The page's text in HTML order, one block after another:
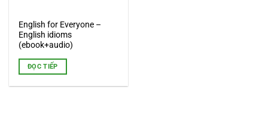
English for Everyone –
English idioms
(ebook+audio)
ĐỌC TIẾP